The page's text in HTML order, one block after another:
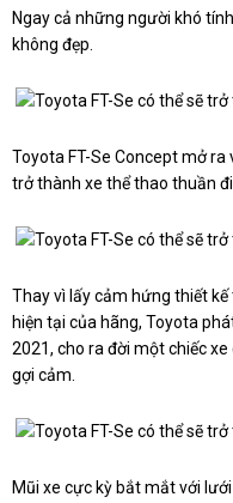
Ngay cả những người khó
không đẹp.
Toyota FT-Se Concept mở
trở thành xe thể thao thuần
Thay vì lấy cảm hứng thiết
hiện tại của hãng, Toyota
2021, cho ra đời một chiếc
gợi cảm.
Mũi xe cực kỳ bắt mắt với